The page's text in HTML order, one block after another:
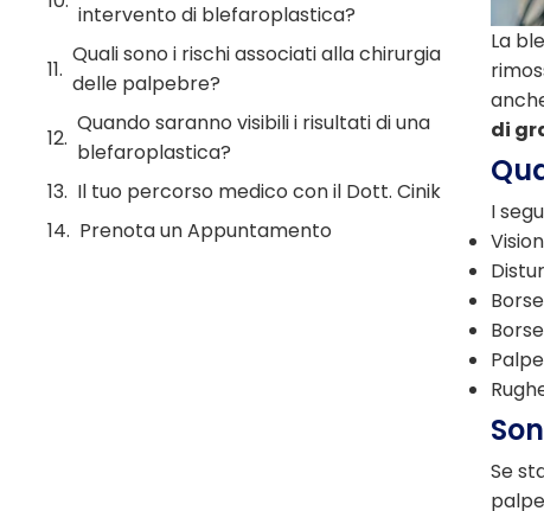
intervento di blefaroplastica?
Quali sono i rischi associati alla chirurgia
delle palpebre?
Quando saranno visibili i risultati di una
blefaroplastica?
Il tuo percorso medico con il Dott. Cinik
Prenota un Appuntamento
La
di
I
Se